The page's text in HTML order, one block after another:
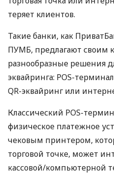
теряет клиентов.
Такие банки, как
ПУМБ, предлагают своим
разнообразные решения
эквайринга: POS-
QR-эквайринг или
Классический POS-
физическое платежное
чековым принтером,
торговой точке, может
кассовой/компьютерной